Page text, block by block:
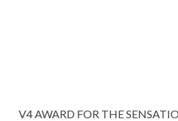
V4 AWARD FOR THE